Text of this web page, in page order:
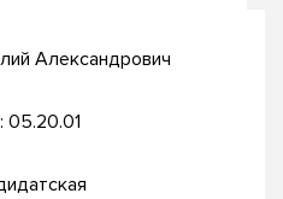
Александрович
05.20.01